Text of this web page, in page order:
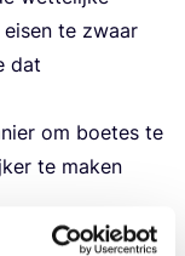
te zwaar
dat
om boe­tes te
te maken